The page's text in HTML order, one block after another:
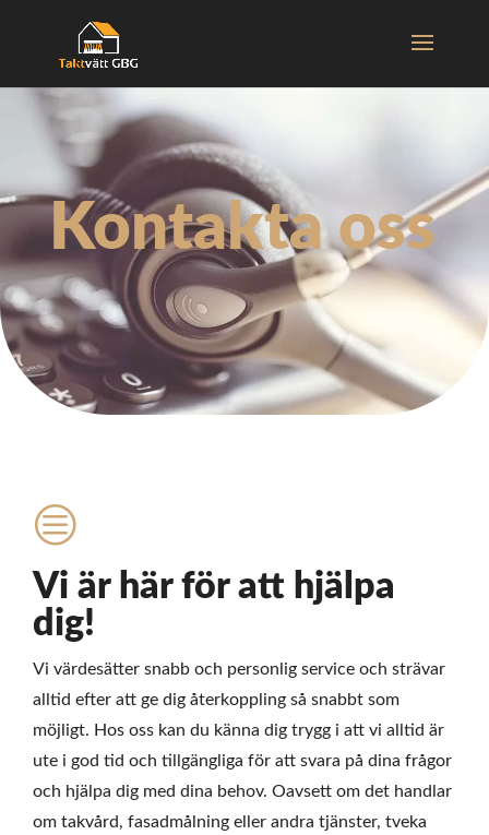
Kontakta oss
c
Vi är här för att hjälpa
dig!
Vi värdesätter snabb och personlig service och strävar
alltid efter att ge dig återkoppling så snabbt som
möjligt. Hos oss kan du känna dig trygg i att vi alltid är
ute i god tid och tillgängliga för att svara på dina frågor
och hjälpa dig med dina behov. Oavsett om det handlar
om takvård, fasadmålning eller andra tjänster, tveka